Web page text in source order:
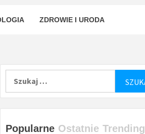
ZDROWIE I URODA
Popularne Ostatnie Trending